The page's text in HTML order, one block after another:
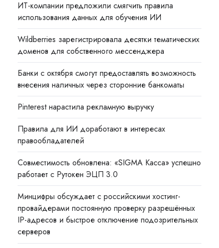
ИТ-компании предложили смягчить правила
использования данных для обучения ИИ
Wildberries зарегистрировала десятки тематических
доменов для собственного мессенджера
Банки с октября смогут предоставлять возможность
внесения наличных через сторонние банкоматы
Pinterest нарастила рекламную выручку
Правила для ИИ доработают в интересах
правообладателей
Совместимость обновлена: «SIGMA Касса» успешно
работает с Рутокен ЭЦП 3.0
Минцифры обсуждает с российскими хостинг-
провайдерами постоянную проверку разрешённых
IP-адресов и быстрое отключение подозрительных
серверов